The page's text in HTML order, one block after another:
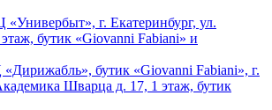
«Универбыт», г. Екатеринбург, ул.
бутик «Giovanni Fabiani» и
бутик «Giovanni Fabiani», г.
Шварца д. 17, 1 этаж, бутик